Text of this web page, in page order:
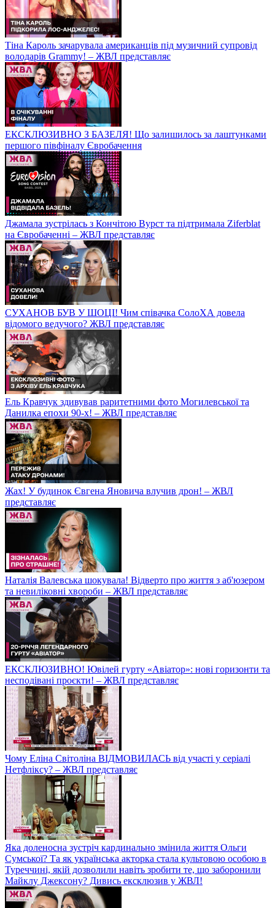
Тіна Кароль зачарувала американців під музичний супровід
володарів Grammy! – ЖВЛ представляє
ЕКСКЛЮЗИВНО З БАЗЕЛЯ! Що залишилось за лаштунками
першого півфіналу Євробачення
Джамала зустрілась з Кончітою Вурст та підтримала Ziferblat
на Євробаченні – ЖВЛ представляє
СУХАНОВ БУВ У ШОЦІ! Чим співачка СолоХА довела
відомого ведучого? ЖВЛ представляє
Ель Кравчук здивував раритетними фото Могилевської та
Данилка епохи 90-х! – ЖВЛ представляє
Жах! У будинок Євгена Яновича влучив дрон! – ЖВЛ
представляє
Наталія Валевська шокувала! Відверто про життя з аб'юзером
та невиліковні хвороби – ЖВЛ представляє
ЕКСКЛЮЗИВНО! Ювілей гурту «Авіатор»: нові горизонти та
несподівані проєкти! – ЖВЛ представляє
Чому Еліна Світоліна ВІДМОВИЛАСЬ від участі у серіалі
Нетфліксу? – ЖВЛ представляє
Яка доленосна зустріч кардинально змінила життя Ольги
Сумської? Та як українська акторка стала культовою особою в
Туреччині, якій дозволили навіть зробити те, що заборонили
Майклу Джексону? Дивись ексклюзив у ЖВЛ!